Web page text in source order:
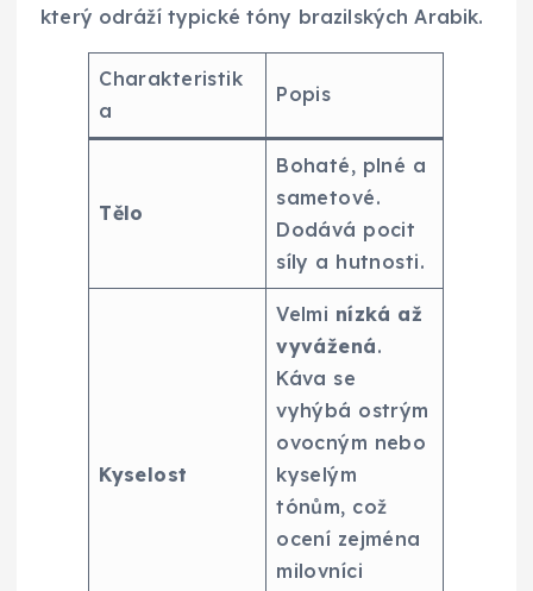
který odráží typické tóny brazilských Arabik.
Charakteristik
a
Popis
Tělo
Bohaté, plné a
sametové.
Dodává pocit
síly a hutnosti.
Kyselost
Velmi nízká až
vyvážená.
Káva se
vyhýbá ostrým
ovocným nebo
kyselým
tónům, což
ocení zejména
milovníci